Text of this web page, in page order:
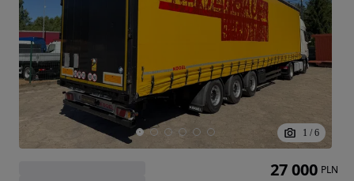
1 / 6
27 000 PLN